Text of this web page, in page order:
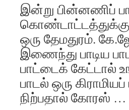
இன்று பின்னணிப்
கொண்டாட்டத்துக்கு
ஒரு தேமதுரம்.
இணைந்து பாடிய
பாட்டைக் கேட்டால்
பாடல் ஒரு
நிற்பதால் கோரஸ் …